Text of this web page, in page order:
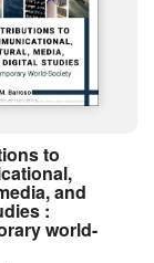
to
and
:
world-